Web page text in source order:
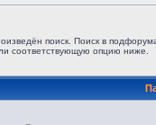
поиск. Поиск в
соответствующую опцию ниже.